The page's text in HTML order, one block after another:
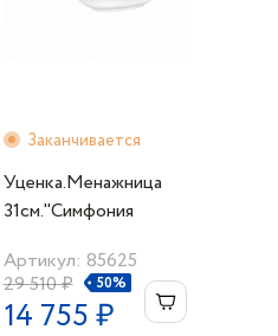
Заканчивается
Уценка.Менажница
31см."Симфония
Артикул: 85625
29 510 ₽
50%
14 755 ₽